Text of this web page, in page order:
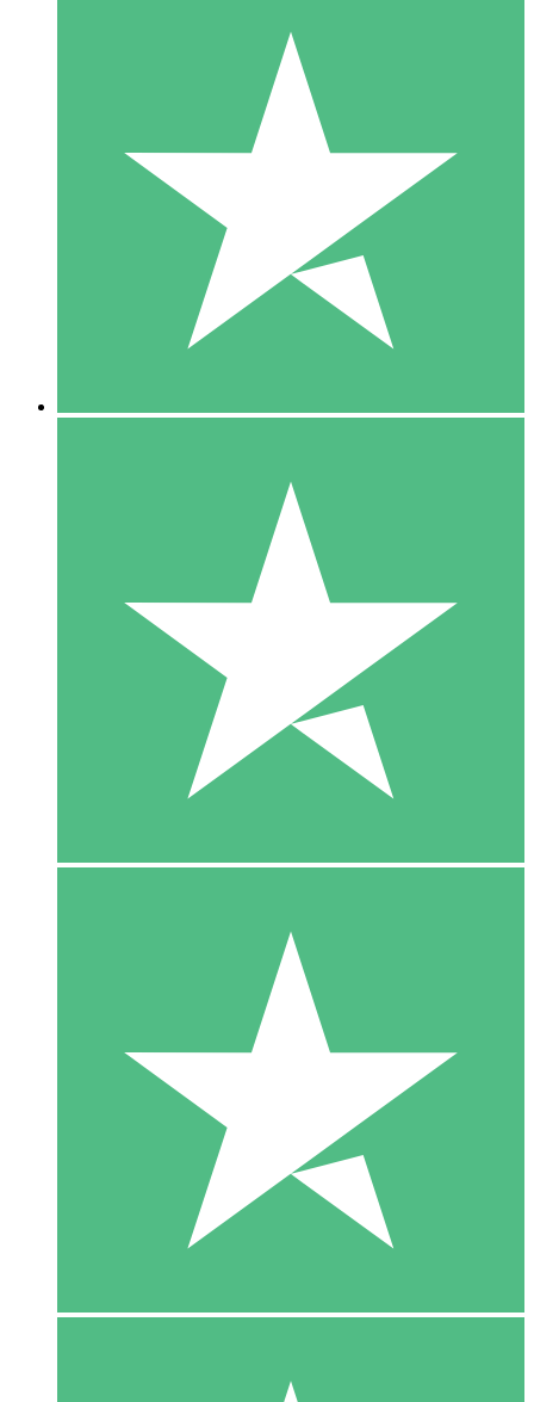
Pacotes de Créditos Individuais
Pague conforme o uso com créditos de download. Sem
1000
10 Downloads
20 00